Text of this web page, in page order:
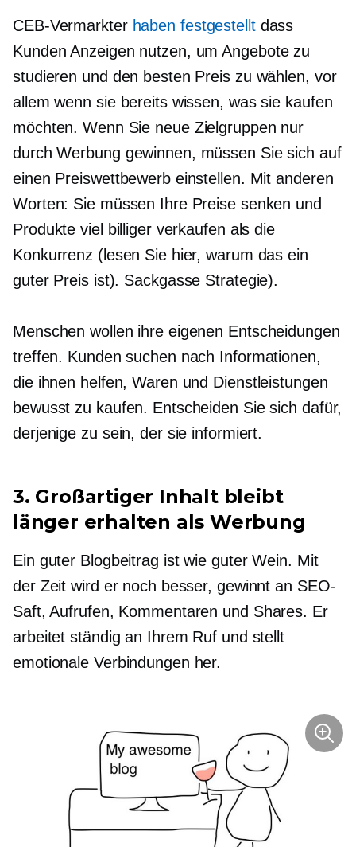
CEB-Vermarkter haben festgestelltdass
Kunden Anzeigen nutzen, um Angebote zu
studieren und den besten Preis zu wählen, vor
allem wenn sie bereits wissen, was sie kaufen
möchten. Wenn Sie neue Zielgruppen nur
durch Werbung gewinnen, müssen Sie sich auf
einen Preiswettbewerb einstellen. Mit anderen
Worten: Sie müssen Ihre Preise senken und
Produkte viel billiger verkaufen als die
Konkurrenz (lesen Sie hier, warum das ein
guter Preis ist). Sackgasse Strategie).
Menschen wollen ihre eigenen Entscheidungen
treffen. Kunden suchen nach Informationen,
die ihnen helfen, Waren und Dienstleistungen
bewusst zu kaufen. Entscheiden Sie sich dafür,
derjenige zu sein, der sie informiert.
3. Großartiger Inhalt bleibt
länger erhalten als Werbung
Ein guter Blogbeitrag ist wie guter Wein. Mit
der Zeit wird er noch besser, gewinnt an SEO-
Saft, Aufrufen, Kommentaren und Shares. Er
arbeitet ständig an Ihrem Ruf und stellt
emotionale Verbindungen her.